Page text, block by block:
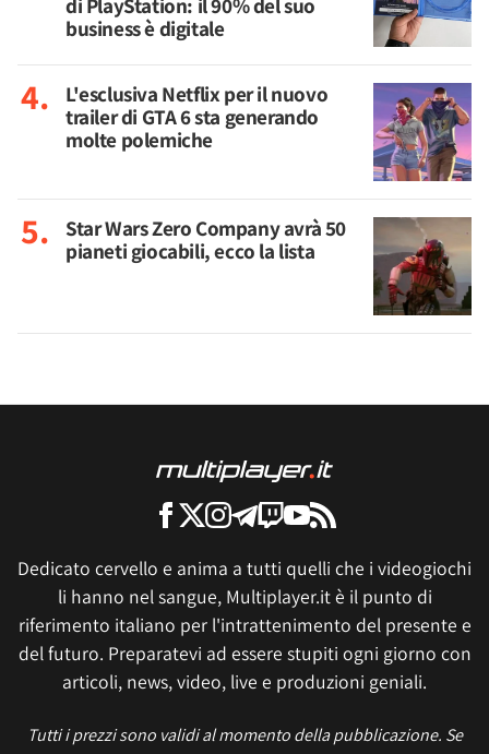
business è digitale
L'esclusiva Netflix per il nuovo
trailer di GTA 6 sta generando
molte polemiche
Star Wars Zero Company avrà 50
pianeti giocabili, ecco la lista
Dedicato cervello e anima a tutti quelli che i videogiochi
li hanno nel sangue, Multiplayer.it è il punto di
riferimento italiano per l'intrattenimento del presente e
del futuro. Preparatevi ad essere stupiti ogni giorno con
articoli, news, video, live e produzioni geniali.
Tutti i prezzi sono validi al momento della pubblicazione. Se